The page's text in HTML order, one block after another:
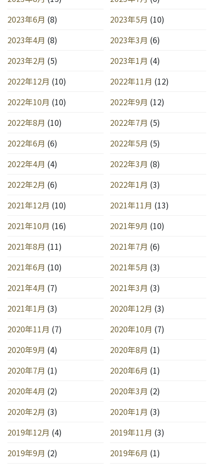
2023年6月 (8) 2023年5月 (10)
2023年4月 (8) 2023年3月 (6)
2023年2月 (5) 2023年1月 (4)
2022年12月 (10) 2022年11月 (12)
2022年10月 (10) 2022年9月 (12)
2022年8月 (10) 2022年7月 (5)
2022年6月 (6) 2022年5月 (5)
2022年4月 (4) 2022年3月 (8)
2022年2月 (6) 2022年1月 (3)
2021年12月 (10) 2021年11月 (13)
2021年10月 (16) 2021年9月 (10)
2021年8月 (11) 2021年7月 (6)
2021年6月 (10) 2021年5月 (3)
2021年4月 (7) 2021年3月 (3)
2021年1月 (3) 2020年12月 (3)
2020年11月 (7) 2020年10月 (7)
2020年9月 (4) 2020年8月 (1)
2020年7月 (1) 2020年6月 (1)
2020年4月 (2) 2020年3月 (2)
2020年2月 (3) 2020年1月 (3)
2019年12月 (4) 2019年11月 (3)
2019年9月 (2) 2019年6月 (1)